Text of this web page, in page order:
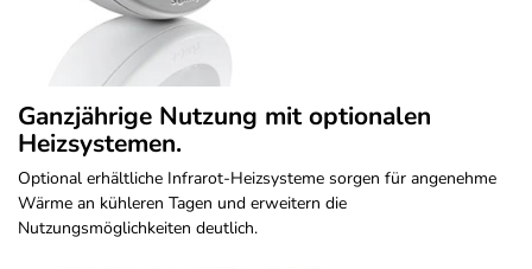
Ganzjährige Nutzung mit optionalen
Heizsystemen.
Optional erhältliche Infrarot-Heizsysteme sorgen für angenehme
Wärme an kühleren Tagen und erweitern die
Nutzungsmöglichkeiten deutlich.